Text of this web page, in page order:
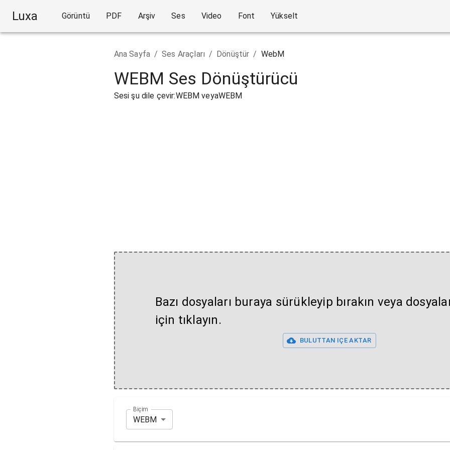
Luxa Görüntü PDF Arşiv Ses Video Font Yükselt
Ana Sayfa / Ses Araçları / Dönüştür / WebM
WEBM Ses Dönüştürücü
Sesi şu dile çevir:WEBM veyaWEBM
Bazı dosyaları buraya sürükleyip bırakın veya
için tıklayın.
BULUTTAN IÇE AKTAR
Biçim
WEBM